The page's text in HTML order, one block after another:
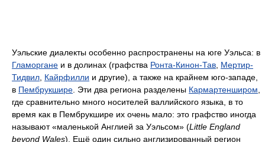
Уэльские диалекты особенно распространены на юге Уэльса: в
Гламоргане и в долинах (графства Ронта-Кинон-Тав Мертир-
Тидвил Кайрфилли и другие), а также на крайнем юго-западе,
в Пембрукшире . Эти два региона разделены Кармартенширом
где сравнительно много носителей валлийского языка, в то
время как в Пембрукшире их очень мало: это графство иногда
называют «маленькой Англией за Уэльсом» (Little England
beyond Wales). Ещё один сильно англизированный регион